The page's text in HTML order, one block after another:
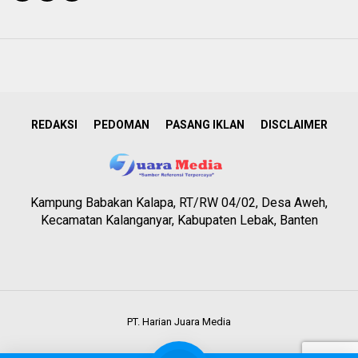
REDAKSI PEDOMAN PASANG IKLAN DISCLAIMER
Kampung Babakan Kalapa, RT/RW 04/02, Desa Aweh,
Kecamatan Kalanganyar, Kabupaten Lebak, Banten
PT. Harian Juara Media